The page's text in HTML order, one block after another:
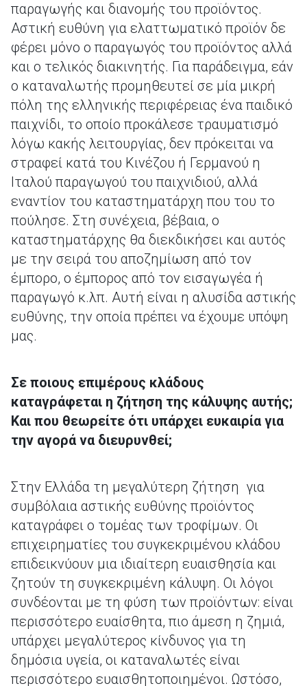
παραγωγής και διανομής του προϊόντος.
Αστική ευθύνη για ελαττωματικό προϊόν δε
φέρει μόνο ο παραγωγός του προϊόντος αλλά
και ο τελικός διακινητής. Για παράδειγμα, εάν
ο καταναλωτής προμηθευτεί σε μία μικρή
πόλη της ελληνικής περιφέρειας ένα παιδικό
παιχνίδι, το οποίο προκάλεσε τραυματισμό
λόγω κακής λειτουργίας, δεν πρόκειται να
στραφεί κατά του Kινέζου ή Γερμανού η
Ιταλού παραγωγού του παιχνιδιού, αλλά
εναντίον του καταστηματάρχη που του το
πούλησε. Στη συνέχεια, βέβαια, ο
καταστηματάρχης θα διεκδικήσει και αυτός
με την σειρά του αποζημίωση από τον
έμπορο, ο έμπορος από τον εισαγωγέα ή
παραγωγό κ.λπ. Αυτή είναι η αλυσίδα αστικής
ευθύνης, την οποία πρέπει να έχουμε υπόψη
μας.
Σε ποιους επιμέρους κλάδους
καταγράφεται η ζήτηση της κάλυψης αυτής;
Και που θεωρείτε ότι υπάρχει ευκαιρία για
την αγορά να διευρυνθεί;
Στην Ελλάδα τη μεγαλύτερη ζήτηση για
συμβόλαια αστικής ευθύνης προϊόντος
καταγράφει ο τομέας των τροφίμων. Οι
επιχειρηματίες του συγκεκριμένου κλάδου
επιδεικνύουν μια ιδιαίτερη ευαισθησία και
ζητούν τη συγκεκριμένη κάλυψη. Οι λόγοι
συνδέονται με τη φύση των προϊόντων: είναι
περισσότερο ευαίσθητα, πιο άμεση η ζημιά,
υπάρχει μεγαλύτερος κίνδυνος για τη
δημόσια υγεία, οι καταναλωτές είναι
περισσότερο ευαισθητοποιημένοι. Ωστόσο,